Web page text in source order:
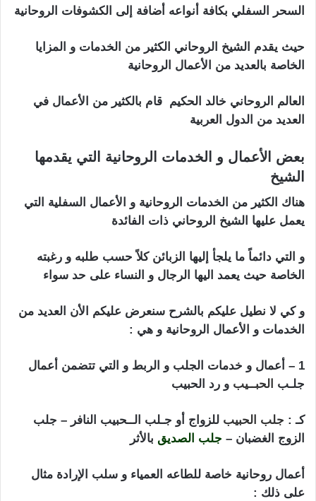
السحر السفلي بكافة أنواعه أضافة إلى الكشوفات الروحانية
حيث يقدم الشيخ الروحاني الكثير من الخدمات و المزايا
الخاصة بالعديد من الأعمال الروحانية
العالم الروحاني خالد الحكيم قام بالكثير من الأعمال في
العديد من الدول العربية
بعض الأعمال و الخدمات الروحانية التي يقدمها
الشيخ
هناك الكثير من الخدمات الروحانية و الأعمال السفلية التي
يعمل عليها الشيخ الروحاني ذات الفائدة
و التي دائماً ما يلجأ إليها الزبائن كلاً حسب طلبه و رغبته
الخاصة حيث يعمد اليها الرجال و النساء على حد سواء
و كي لا نطيل عليكم بالشرح سنعرض عليكم الأن العديد من
الخدمات و الأعمال الروحانية و هي :
1 – أعمال و خدمات الجلب و الربط و التي تتضمن أعمال
جلـب الحبــيب و رد الحبيب
كـ : جلب الحبيب للزواج أو جـلب الــحبيب النافر – جلب
الزوج الغضبان – جلب الصديق بالأثر
أعمال روحانية خاصة للطاعه العمياء و سلب الإرادة مثال
على ذلك :